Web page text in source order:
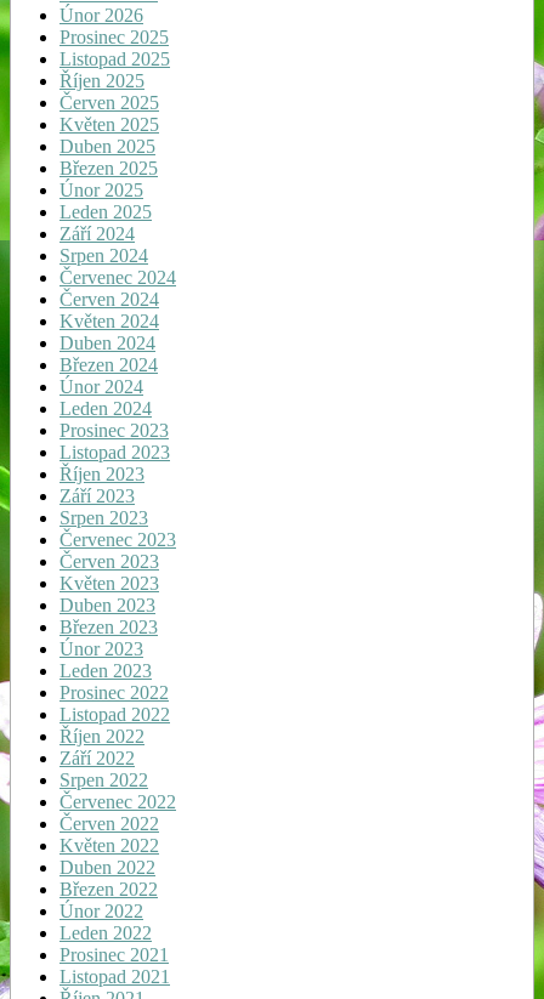
Únor 2026
Prosinec 2025
Listopad 2025
Říjen 2025
Červen 2025
Květen 2025
Duben 2025
Březen 2025
Únor 2025
Leden 2025
Září 2024
Srpen 2024
Červenec 2024
Červen 2024
Květen 2024
Duben 2024
Březen 2024
Únor 2024
Leden 2024
Prosinec 2023
Listopad 2023
Říjen 2023
Září 2023
Srpen 2023
Červenec 2023
Červen 2023
Květen 2023
Duben 2023
Březen 2023
Únor 2023
Leden 2023
Prosinec 2022
Listopad 2022
Říjen 2022
Září 2022
Srpen 2022
Červenec 2022
Červen 2022
Květen 2022
Duben 2022
Březen 2022
Únor 2022
Leden 2022
Prosinec 2021
Listopad 2021